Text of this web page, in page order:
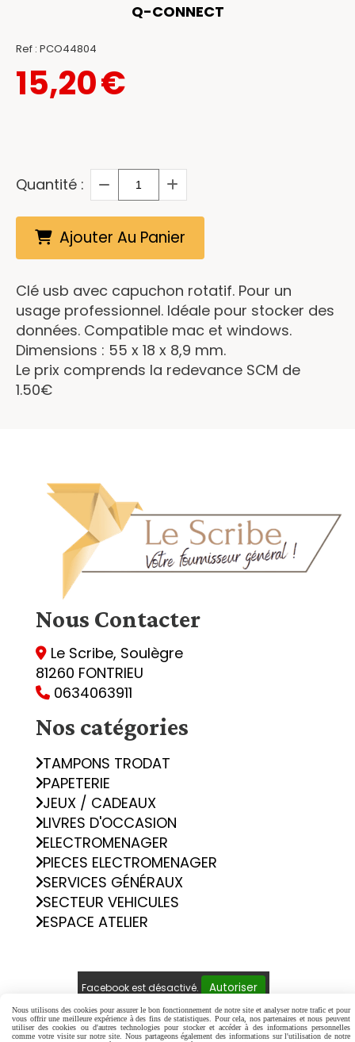
Q-CONNECT
Ref : PCO44804
15,20€
Quantité :
Ajouter Au Panier
Clé usb avec capuchon rotatif. Pour un
usage professionnel. Idéale pour stocker des
données. Compatible mac et windows.
Dimensions : 55 x 18 x 8,9 mm.
Le prix comprends la redevance SCM de
1.50€
Nous Contacter
 Le Scribe, Soulègre
81260 FONTRIEU
 0634063911
Nos catégories
TAMPONS TRODAT
PAPETERIE
JEUX / CADEAUX
LIVRES D'OCCASION
ELECTROMENAGER
PIECES ELECTROMENAGER
SERVICES GÉNÉRAUX
SECTEUR VEHICULES
ESPACE ATELIER
Facebook est désactivé. Autoriser
Mentions Légales
Conditions générales de vente
Nous utilisons des cookies pour assurer le bon fonctionnement de notre site et analyser notre trafic et pour
vous offrir une meilleure expérience à des fins de statistiques. Pour cela, nos partenaires et nous peuvent
utiliser des cookies ou d'autres technologies pour stocker et accéder à des informations personnelles
comme votre visite sur notre site. Nous partageons également des informations sur l'utilisation de notre